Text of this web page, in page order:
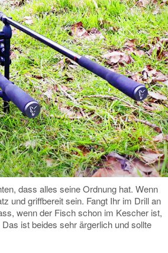
dass alles seine Ordnung hat. Wenn
und griffbereit sein. Fangt Ihr im Drill an
wenn der Fisch schon im Kescher ist,
ist beides sehr ärgerlich und sollte